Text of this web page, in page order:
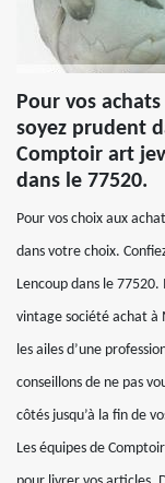
Pour vos
soyez prudent
Comptoir art
dans le 77520.
Pour vos choix aux
dans votre choix.
Lencoup dans le
vintage société achat à
les ailes d’une
conseillons de ne pas
côtés jusqu’à la fin de
Les équipes de